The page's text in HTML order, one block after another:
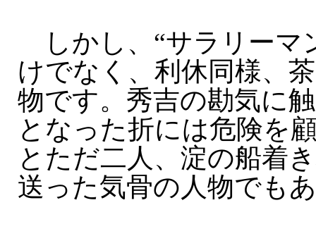
しかし、“サラリーマ
けでなく、利休同様、
物です。秀吉の勘気に
となった折には危険を
とただ二人、淀の船着
送った気骨の人物でも